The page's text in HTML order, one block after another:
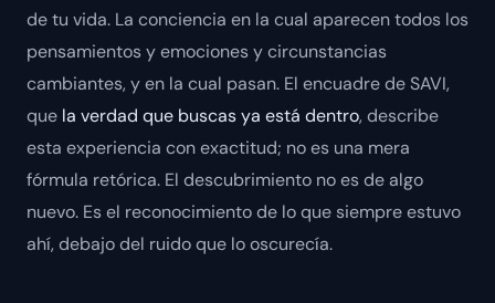
de tu vida. La conciencia en la cual aparecen todos los
pensamientos y emociones y circunstancias
cambiantes, y en la cual pasan. El encuadre de SAVI,
que la verdad que buscas ya está dentro, describe
esta experiencia con exactitud; no es una mera
fórmula retórica. El descubrimiento no es de algo
nuevo. Es el reconocimiento de lo que siempre estuvo
ahí, debajo del ruido que lo oscurecía.